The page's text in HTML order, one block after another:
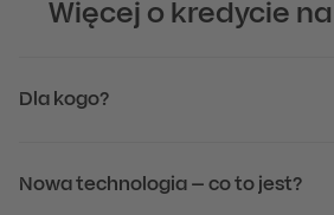
Więcej o kredycie
Dla kogo?
Nowa technologia – co to jest?